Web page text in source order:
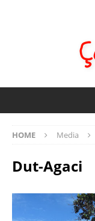
HOME Media
Dut-Agaci